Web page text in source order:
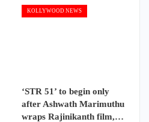
KOLLYWOOD NEWS
‘STR 51’ to begin only
after Ashwath Marimuthu
wraps Rajinikanth film,…